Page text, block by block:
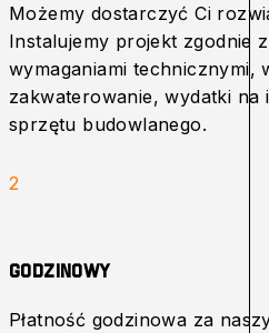
Możemy dostarczyć Ci
Instalujemy projekt zgodnie
wymaganiami technicznymi,
zakwaterowanie, wydatki na
sprzętu budowlanego.
2
Godzinowy
Płatność godzinowa za